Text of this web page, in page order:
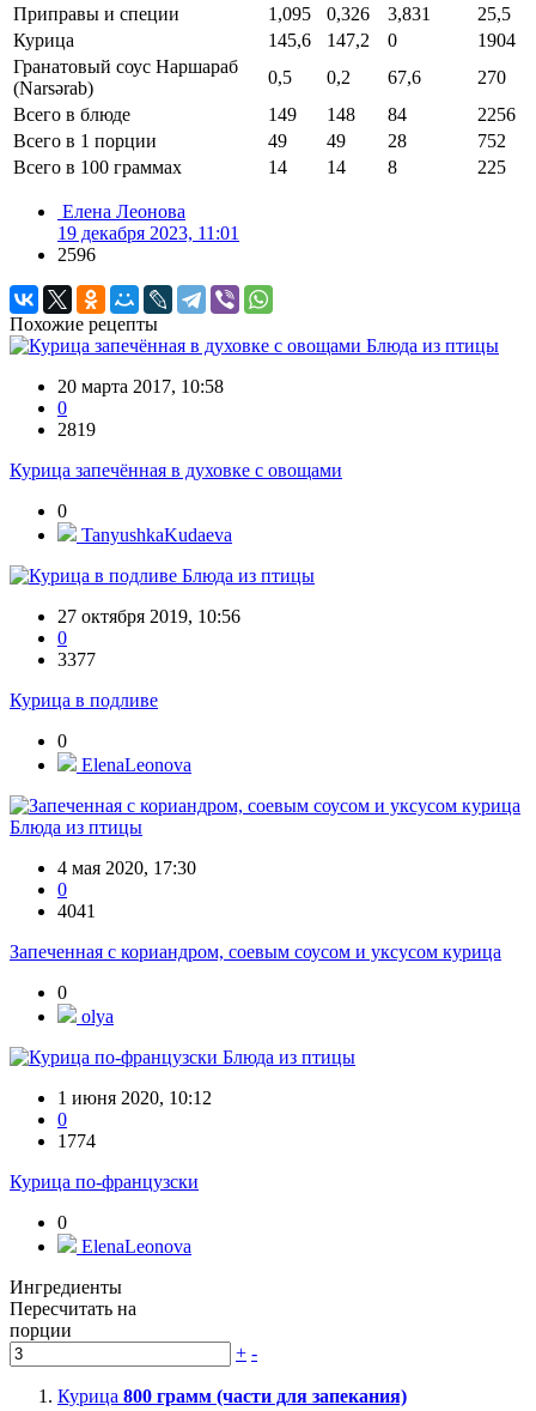
Приправы и специи
1,095 0,326 3,831
25,5
Курица
145,6 147,2 0
1904
Гранатовый соус Наршараб
(Narsərab)
0,5 0,2 67,6
270
Всего в блюде
149 148 84
2256
Всего в 1 порции
49 49 28
752
Всего в 100 граммах
14 14 8 225
Елена Леонова
19 декабря 2023, 11:01
2596
Похожие рецепты
Блюда из птицы
20 марта 2017, 10:58
0
2819
Курица запечённая в духовке с овощами
0
TanyushkaKudaeva
Блюда из птицы
27 октября 2019, 10:56
0
3377
Курица в подливе
0
ElenaLeonova
Блюда из птицы
4 мая 2020, 17:30
0
4041
Запеченная с кориандром, соевым соусом и уксусом курица
0
olya
Блюда из птицы
1 июня 2020, 10:12
0
1774
Курица по-французски
0
ElenaLeonova
Ингредиенты
Пересчитать на
порции
+ -
Курица 800 грамм (части для запекания)